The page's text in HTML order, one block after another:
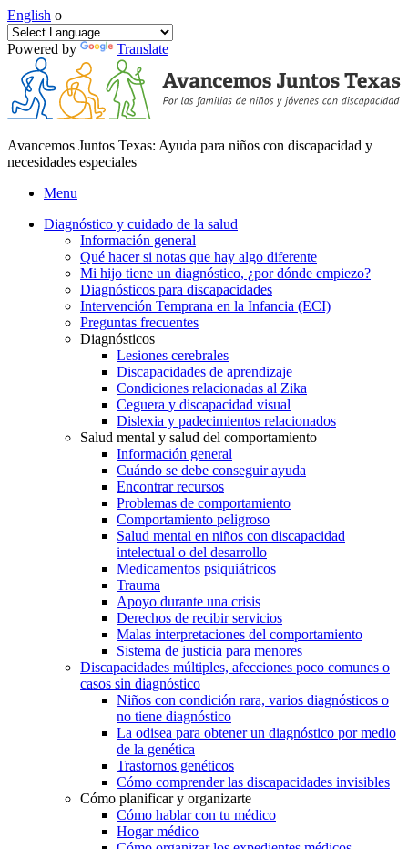
English o
Powered by Translate
Avancemos Juntos Texas: Ayuda para niños con discapacidad y
necesidades especiales
Menu
Diagnóstico y cuidado de la salud
Información general
Qué hacer si notas que hay algo diferente
Mi hijo tiene un diagnóstico, ¿por dónde empiezo?
Diagnósticos para discapacidades
Intervención Temprana en la Infancia (ECI)
Preguntas frecuentes
Diagnósticos
Lesiones cerebrales
Discapacidades de aprendizaje
Condiciones relacionadas al Zika
Ceguera y discapacidad visual
Dislexia y padecimientos relacionados
Salud mental y salud del comportamiento
Información general
Cuándo se debe conseguir ayuda
Encontrar recursos
Problemas de comportamiento
Comportamiento peligroso
Salud mental en niños con discapacidad
intelectual o del desarrollo
Medicamentos psiquiátricos
Trauma
Apoyo durante una crisis
Derechos de recibir servicios
Malas interpretaciones del comportamiento
Sistema de justicia para menores
Discapacidades múltiples, afecciones poco comunes o
casos sin diagnóstico
Niños con condición rara, varios diagnósticos o
no tiene diagnóstico
La odisea para obtener un diagnóstico por medio
de la genética
Trastornos genéticos
Cómo comprender las discapacidades invisibles
Cómo planificar y organizarte
Cómo hablar con tu médico
Hogar médico